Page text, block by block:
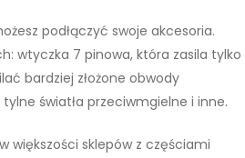
podłączyć swoje akcesoria.
wtyczka 7 pinowa, która zasila tylko
bardziej złożone obwody
światła przeciwmgielne i inne.
większości sklepów z częściami